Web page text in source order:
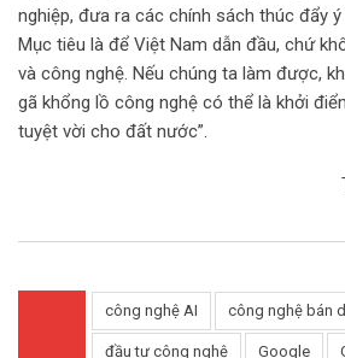
nghiệp, đưa ra các chính sách thúc đẩy
Mục tiêu là để Việt Nam dẫn đầu, chứ
và công nghệ. Nếu chúng ta làm được,
gã khổng lồ công nghệ có thể là khởi
tuyệt vời cho đất nước”.
công nghệ AI công nghệ bán
đầu tư công nghệ Google